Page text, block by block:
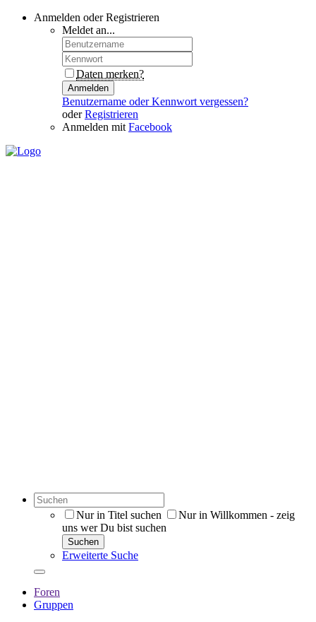
Anmelden oder Registrieren
Meldet an...
Daten merken?
Anmelden
Benutzername oder Kennwort vergessen?
oderRegistrieren
Anmelden mit Facebook
Nur in Titel suchen
Nur in Willkommen - zeig
uns wer Du bist suchen
Suchen
Erweiterte Suche
Foren
Gruppen